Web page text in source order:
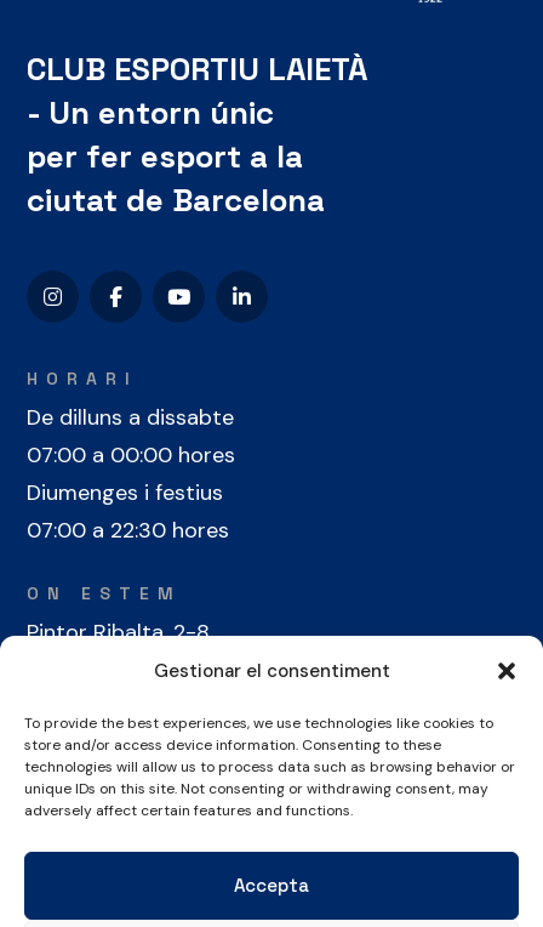
Gestionar el consentiment
To provide the best experiences, we use technologies like cookies to
store and/or access device information. Consenting to these
technologies will allow us to process data such as browsing behavior or
unique IDs on this site. Not consenting or withdrawing consent, may
adversely affect certain features and functions.
Accepta
CLUB ESPORTIU LAIETÀ
- Un entorn únic
per fer esport a la
ciutat de Barcelona
HORARI
De dilluns a dissabte
07:00 a 00:00 hores
Diumenges i festius
07:00 a 22:30 hores
ON ESTEM
Pintor Ribalta, 2-8
08028 Barcelona
CONTACTE
+34 934 486 350
cel@laieta.cat